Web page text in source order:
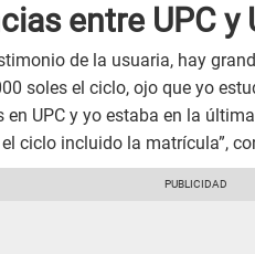
entre UPC y
de la usuaria, hay
soles el ciclo, ojo que yo
UPC y yo estaba en la
ciclo incluido la matrícula”,